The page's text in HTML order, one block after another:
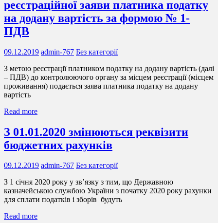
реєстраційної заяви платника податку
на додану вартість за формою № 1-
ПДВ
09.12.2019 admin-767 Без категорії
З метою реєстрації платником податку на додану вартість (далі
– ПДВ) до контролюючого органу за місцем реєстрації (місцем
проживання) подається заява платника податку на додану
вартість
Read more
З 01.01.2020 змінюються реквізити
бюджетних рахунків
09.12.2019 admin-767 Без категорії
З 1 січня 2020 року у зв’язку з тим, що Державною
казначейською службою України з початку 2020 року рахунки
для сплати податків і зборів будуть
Read more